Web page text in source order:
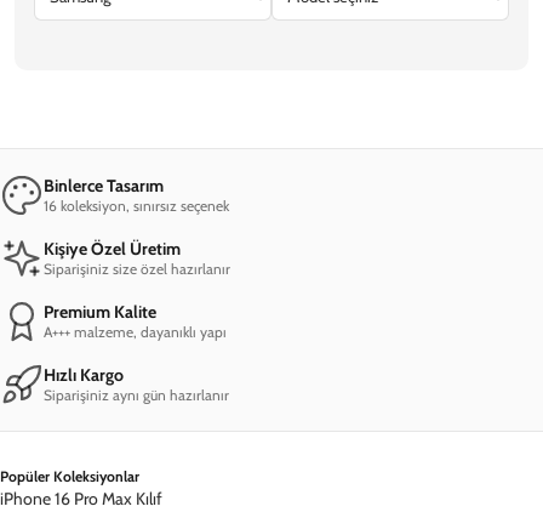
Binlerce Tasarım
16 koleksiyon, sınırsız seçenek
Kişiye Özel Üretim
Siparişiniz size özel hazırlanır
Premium Kalite
A+++ malzeme, dayanıklı yapı
Hızlı Kargo
Siparişiniz aynı gün hazırlanır
Popüler Koleksiyonlar
iPhone 16 Pro Max Kılıf